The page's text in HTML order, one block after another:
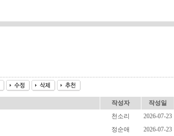
작성자 작성일
천소리 2026-07-23
정순애 2026-07-23